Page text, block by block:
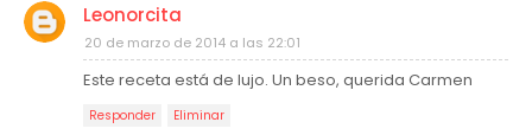
Leonorcita
20 de marzo de 2014 a las 22:01
Este receta está de lujo. Un beso, querida Carmen
Responder Eliminar